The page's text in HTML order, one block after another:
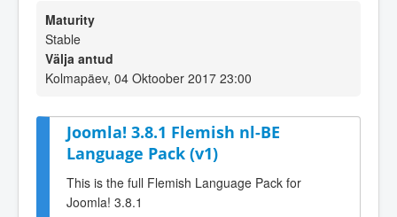
Maturity
Stable
Välja antud
Kolmapäev, 04 Oktoober 2017 23:00
Joomla! 3.8.1 Flemish nl-BE
Language Pack (v1)
This is the full Flemish Language Pack for
Joomla! 3.8.1